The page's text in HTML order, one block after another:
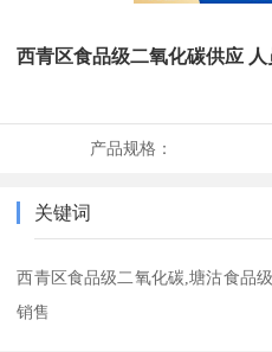
西青区食品级二氧化碳供应
产品规格：
关键词
西青区食品级二氧化碳,塘沽食品
销售